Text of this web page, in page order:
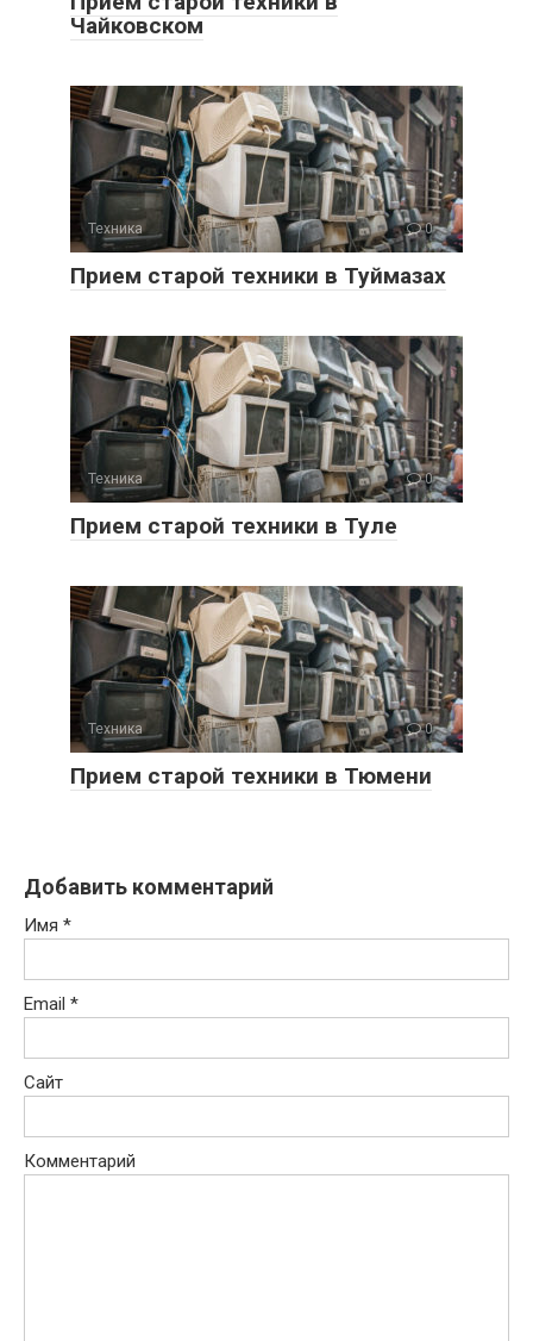
Чайковском
Техника 0
Прием старой техники в Туймазах
Техника 0
Прием старой техники в Туле
Техника 0
Прием старой техники в Тюмени
Добавить комментарий
Имя *
Email *
Сайт
Комментарий